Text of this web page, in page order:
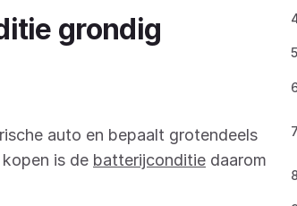
grondig
auto en bepaalt grotendeels
is de batterijconditie daarom